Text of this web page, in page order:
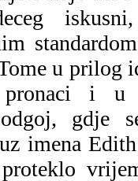
u prilog
pronaci i u
gdje
imena